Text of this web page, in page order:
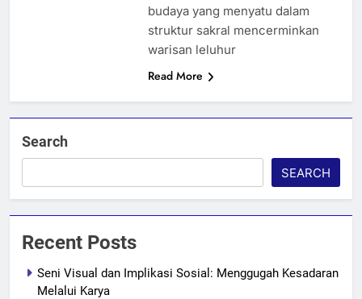
budaya yang menyatu dalam
struktur sakral mencerminkan
warisan leluhur
Read More
Search
SEARCH
Recent Posts
Seni Visual dan Implikasi Sosial: Menggugah Kesadaran
Melalui Karya